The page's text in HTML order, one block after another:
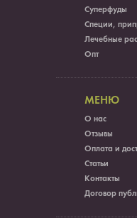
Суперфуды
Специи,
Лечебные
Опт
МЕНЮ
О нас
Отзывы
Оплата и
Статьи
Контакты
Договор